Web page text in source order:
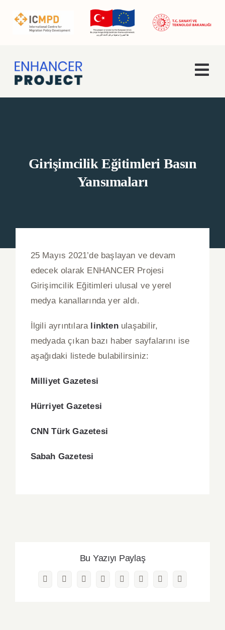
Faaliyetler
Haberler
Basında Biz
Duyurular
İletişim
Girişimcilik Eğitimleri Basın
Yansımaları
25 Mayıs 2021’de başlayan ve devam
edecek olarak ENHANCER Projesi
Girişimcilik Eğitimleri ulusal ve yerel
medya kanallarında yer aldı.
İlgili ayrıntılara linkten ulaşabilir,
medyada çıkan bazı haber sayfalarını ise
aşağıdaki listede bulabilirsiniz:
Milliyet Gazetesi
Hürriyet Gazetesi
CNN Türk Gazetesi
Sabah Gazetesi
Bu Yazıyı Paylaş
FacebookTwitterRedditLinkedInWhatsAppPinterest
Vk
E-